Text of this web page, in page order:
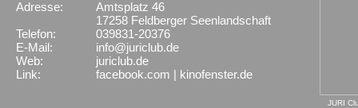
Adresse:
Telefon:
E-Mail:
Web:
Link:
Amtsplatz 46
17258 Feldberger Seenlandschaft
039831-20376
info@juriclub.de
juriclub.de
facebook.com | kinofenster.de
JURI